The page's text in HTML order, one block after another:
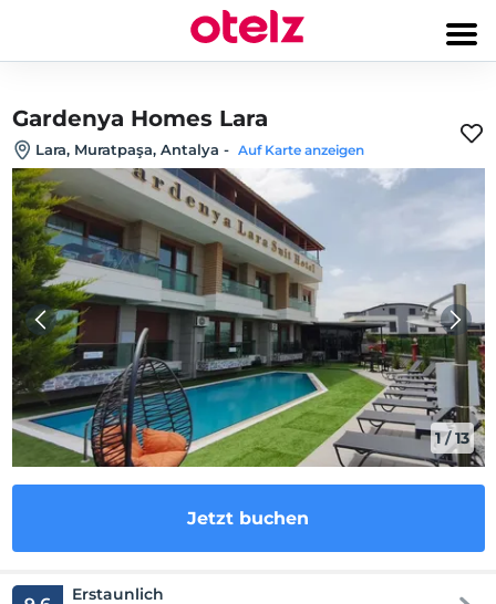
Gardenya Homes Lara
Lara, Muratpaşa, Antalya - Auf Karte anzeigen
1/13
Jetzt buchen
Erstaunlich